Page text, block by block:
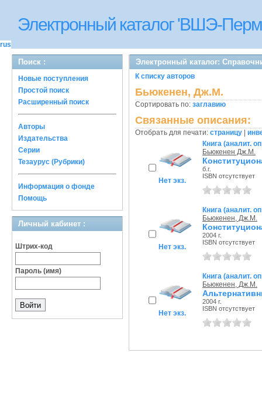
Электронный каталог 'ВШЭ-
rus
Поиск :
Новые поступления
Простой поиск
Расширенный поиск
Авторы
Издательства
Серии
Тезаурус (Рубрики)
Информация о фонде
Помощь
Личный кабинет :
Штрих-код
Пароль (имя)
Электронный каталог:
К списку авторов
Бьюкенен, Дж.М.
Сортировать по: заглавию
Связанные описания:
Отобрать для печати: страницу
Нет экз.
Книга (аналит.
Бьюкенен Дж.М.
б.г.
ISBN отсутствует
Нет экз.
Книга (аналит.
Бьюкенен, Дж.М.
2004 г.
ISBN отсутствует
Нет экз.
Книга (аналит.
Бьюкенен, Дж.М.
2004 г.
ISBN отсутствует